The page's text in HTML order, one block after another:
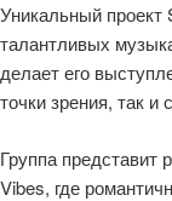
Уникальный
талантливых
делает его
точки зрения, так и
Группа представит
Vibes, где